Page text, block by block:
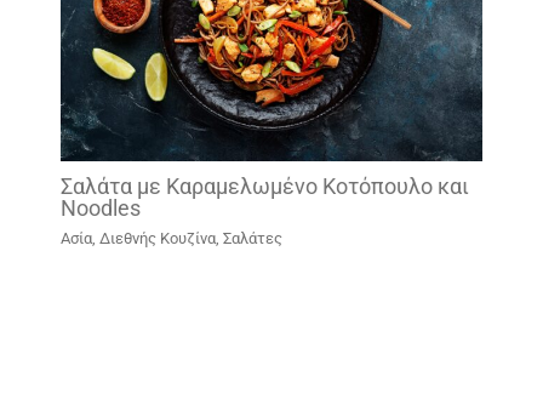
Σαλάτα με Καραμελωμένο Κοτόπουλο και
Noodles
Ασία, Διεθνής Κουζίνα, Σαλάτες